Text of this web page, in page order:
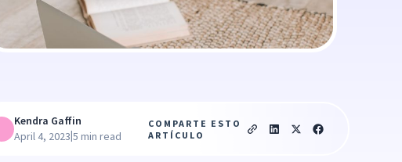
Kendra Gaffin
April 4, 2023|5 min read
COMPARTE ESTO
ARTÍCULO